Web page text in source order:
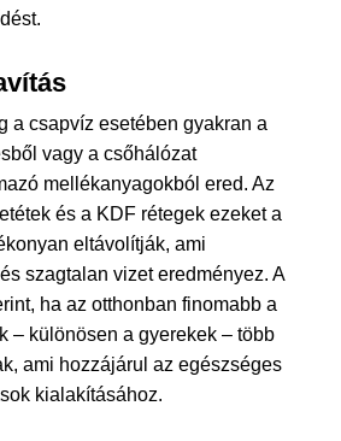
a csapvíz esetében gyakran a
vagy a csőhálózat
mellékanyagokból ered. Az
és a KDF rétegek ezeket a
eltávolítják, ami
szagtalan vizet eredményez. A
ha az otthonban finomabb a
– különösen a gyerekek – több
ami hozzájárul az egészséges
kialakításához.